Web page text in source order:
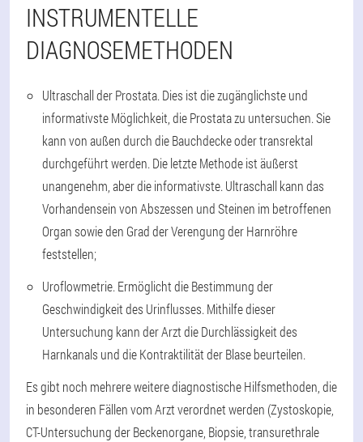
INSTRUMENTELLE
DIAGNOSEMETHODEN
Ultraschall der Prostata. Dies ist die zugänglichste und
informativste Möglichkeit, die Prostata zu untersuchen. Sie
kann von außen durch die Bauchdecke oder transrektal
durchgeführt werden. Die letzte Methode ist äußerst
unangenehm, aber die informativste. Ultraschall kann das
Vorhandensein von Abszessen und Steinen im betroffenen
Organ sowie den Grad der Verengung der Harnröhre
feststellen;
Uroflowmetrie. Ermöglicht die Bestimmung der
Geschwindigkeit des Urinflusses. Mithilfe dieser
Untersuchung kann der Arzt die Durchlässigkeit des
Harnkanals und die Kontraktilität der Blase beurteilen.
Es gibt noch mehrere weitere diagnostische Hilfsmethoden, die
in besonderen Fällen vom Arzt verordnet werden (Zystoskopie,
CT-Untersuchung der Beckenorgane, Biopsie, transurethrale